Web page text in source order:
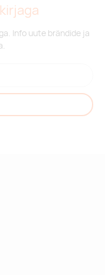
Info uute brändide ja